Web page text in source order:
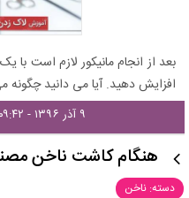
بعد از انجام مانیکور لازم است با
افزایش دهید. آیا می دانید
۹ آذر ۱۳۹۶ - ۰۹:۴۲
هنگام کاشت ناخن
دسته: ناخن